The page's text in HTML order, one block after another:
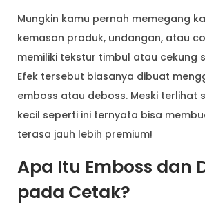
Mungkin kamu pernah memegang
kemasan produk, undangan, atau
memiliki tekstur timbul atau cekung
Efek tersebut biasanya dibuat
emboss atau deboss. Meski terlihat
kecil seperti ini ternyata bisa
terasa jauh lebih premium!
Apa Itu Emboss dan
pada Cetak?